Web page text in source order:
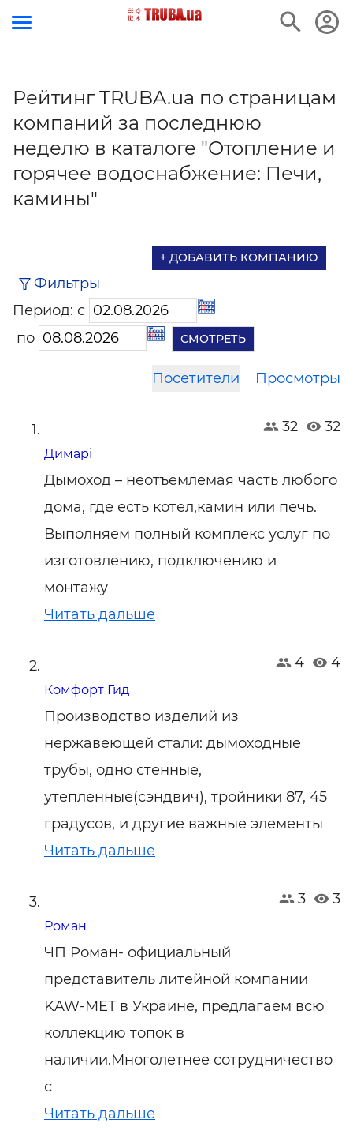
Рейтинг TRUBA.ua по страницам
компаний за последнюю
неделю в каталоге "Отопление и
горячее водоснабжение: Печи,
камины"
+ ДОБАВИТЬ КОМПАНИЮ
Фильтры
Период: с
по
Посетители Просмотры
32 32
Димарі
Дымоход – неотъемлемая часть любого
дома, где есть котел,камин или печь.
Выполняем полный комплекс услуг по
изготовлению, подключению и
монтажу
Читать дальше
4 4
Комфорт Гид
Производство изделий из
нержавеющей стали: дымоходные
трубы, одно стенные,
утепленные(сэндвич), тройники 87, 45
градусов, и другие важные элементы
Читать дальше
3 3
Роман
ЧП Роман- официальный
представитель литейной компании
KAW-MET в Украине, предлагаем всю
коллекцию топок в
наличии.Многолетнее сотрудничество
с
Читать дальше